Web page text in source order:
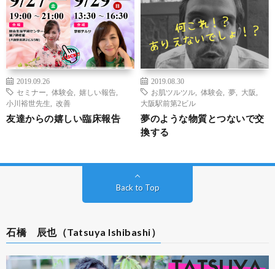
2019.09.26
セミナー
体験会 嬉しい報告
小川裕世先生
改善
友達からの嬉しい臨床報告
2019.08.30
お肌ツルツル
体験会 夢 大阪
大阪駅前第2ビル
夢のような物質とつないで交
換する
Back to Top
石橋 辰也（Tatsuya Ishibashi）